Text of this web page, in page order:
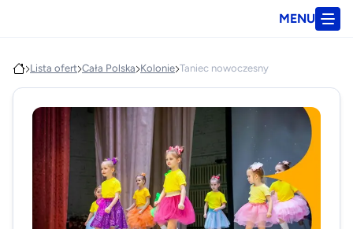
MENU
Lista ofert Cała Polska Kolonie Taniec nowoczesny